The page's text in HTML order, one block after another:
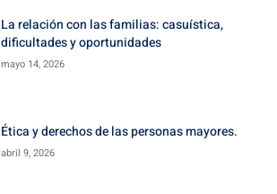
La relación con las familias: casuística,
dificultades y oportunidades
mayo 14, 2026
Ética y derechos de las personas mayores.
abril 9, 2026